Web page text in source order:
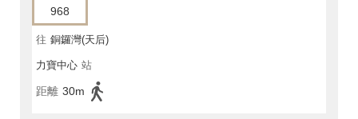
968
往 銅鑼灣(天后)
力寶中心 站
距離 30m